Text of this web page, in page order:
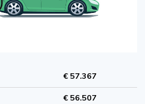
€ 57.367
€ 56.507